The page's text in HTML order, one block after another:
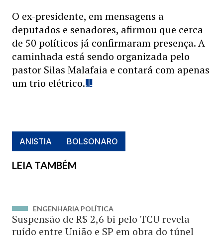
O ex-presidente, em mensagens a
deputados e senadores, afirmou que cerca
de 50 políticos já confirmaram presença. A
caminhada está sendo organizada pelo
pastor Silas Malafaia e contará com apenas
um trio elétrico.
ANISTIA BOLSONARO
LEIA TAMBÉM
ENGENHARIA POLÍTICA
Suspensão de R$ 2,6 bi pelo TCU revela
ruído entre União e SP em obra do túnel